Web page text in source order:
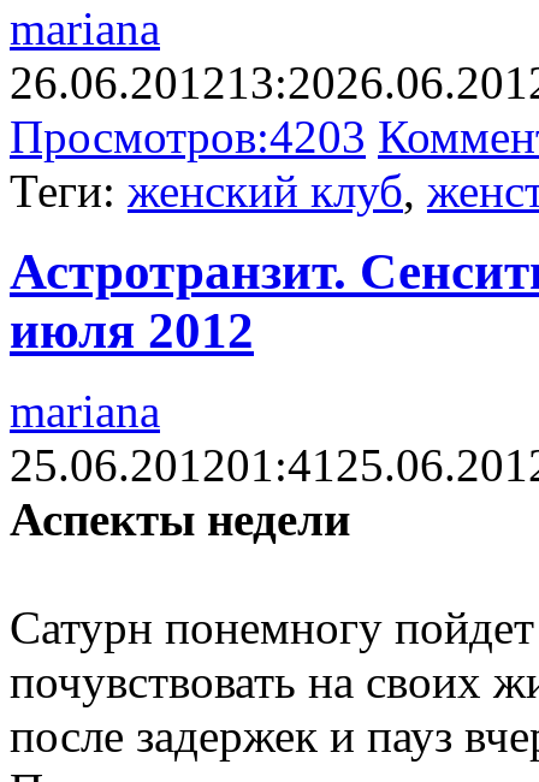
mariana
26.06.201213:20
Просмотров:4203
Теги: женский клуб,
Астротранзит.
июля 2012
mariana
25.06.201201:41
Аспекты недели
Сатурн понемногу
почувствовать на своих
после задержек и пауз